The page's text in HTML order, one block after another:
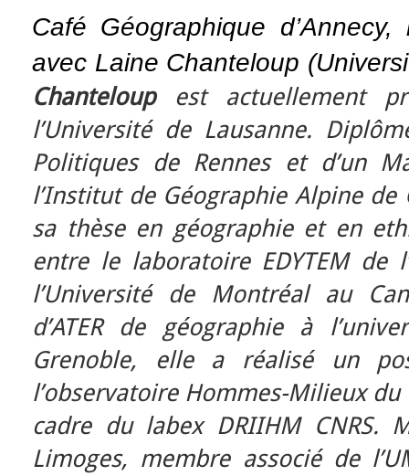
Café Géographique
avec Laine Chanteloup
Chanteloupest actuellement
l’Université de Lausanne.
Politiques de Rennes et d’un
l’Institut de Géographie Alpine
sa thèse en géographie et en
entre le laboratoire EDYTEM de
l’Université de Montréal au
d’ATER de géographie à
Grenoble, elle a réalisé un
l’observatoire Hommes-Milieux
cadre du labex DRIIHM CNRS.
Limoges, membre associé de